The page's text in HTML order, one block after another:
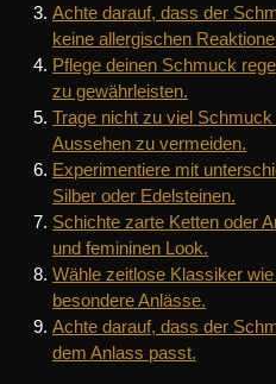
Achte darauf, dass der
keine allergischen
Pflege deinen Schmuck
zu gewährleisten.
Trage nicht zu viel
Aussehen zu vermeiden.
Experimentiere mit
Silber oder Edelsteinen.
Schichte zarte Ketten oder
und femininen Look.
Wähle zeitlose Klassiker
besondere Anlässe.
Achte darauf, dass der
dem Anlass passt.